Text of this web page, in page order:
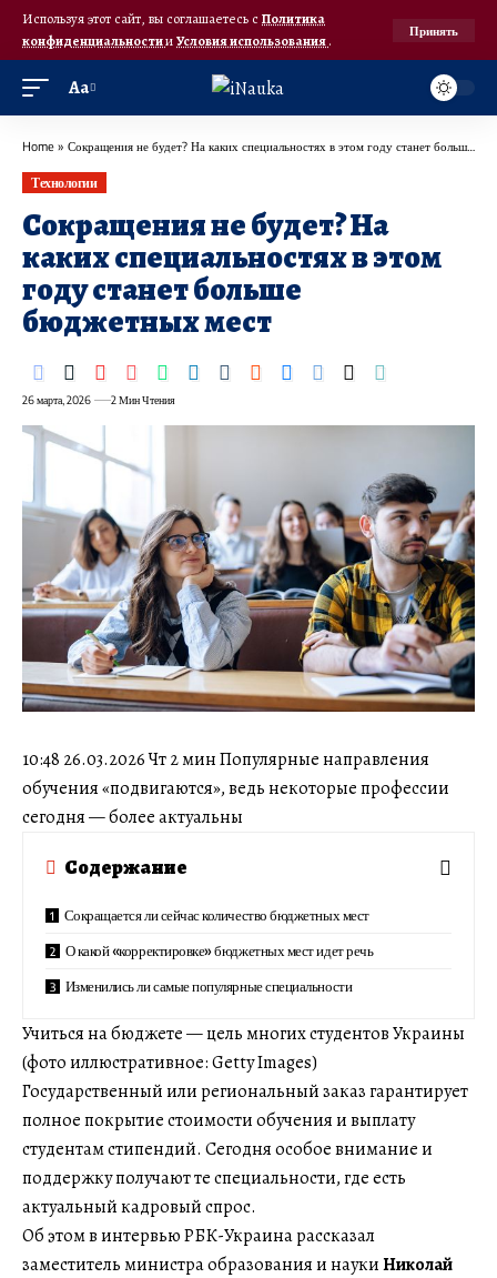
Используя этот сайт, вы соглашаетесь с Политика
конфиденциальностииУсловия использования.
Принять
Аа
Home » Сокращения не будет? На каких специальностях в этом году станет больше бюджетных мест
Технологии
Сокращения не будет? На
каких специальностях в этом
году станет больше
бюджетных мест
26 марта, 2026 2 Мин Чтения
10:48 26.03.2026 Чт 2 мин Популярные направления
обучения «подвигаются», ведь некоторые профессии
сегодня — более актуальны
Содержание
Сокращается ли сейчас количество бюджетных мест
О какой «корректировке» бюджетных мест идет речь
Изменились ли самые популярные специальности
Учиться на бюджете — цель многих студентов Украины
(фото иллюстративное: Getty Images)
Государственный или региональный заказ гарантирует
полное покрытие стоимости обучения и выплату
студентам стипендий. Сегодня особое внимание и
поддержку получают те специальности, где есть
актуальный кадровый спрос.
Об этом в интервью РБК-Украина рассказал
заместитель министра образования и наукиНиколай